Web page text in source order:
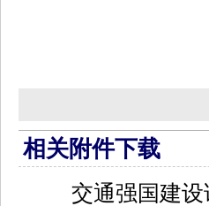
相关附件下载
交通强国建